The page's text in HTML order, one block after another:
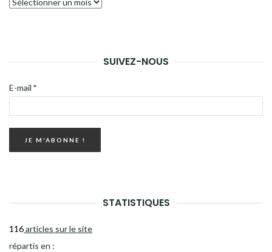
SUIVEZ-NOUS
E-mail *
STATISTIQUES
116articles sur le site
répartis en :